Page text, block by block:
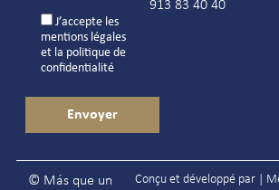
J’accepte les
mentions légales
et la politique de
confidentialité
913 83 40 40
© Más que un
Conçu et développé par |